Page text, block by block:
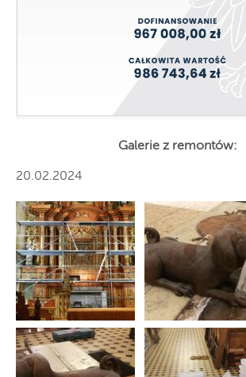
Galerie z remontów:
20.02.2024